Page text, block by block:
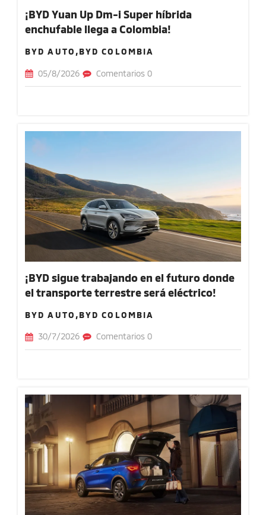
¡BYD Yuan Up Dm-i Super híbrida
enchufable llega a Colombia!
BYD AUTO,BYD COLOMBIA
05/8/2026 Comentarios 0
¡BYD sigue trabajando en el futuro donde
el transporte terrestre será eléctrico!
BYD AUTO,BYD COLOMBIA
30/7/2026 Comentarios 0